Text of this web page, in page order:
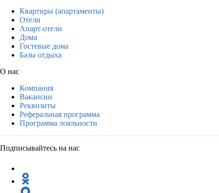
Квартиры (апартаменты)
Отели
Апарт-отели
Дома
Гостевые дома
Базы отдыха
О нас
Компания
Вакансии
Реквизиты
Реферальная программа
Программа лояльности
Подписывайтесь на нас